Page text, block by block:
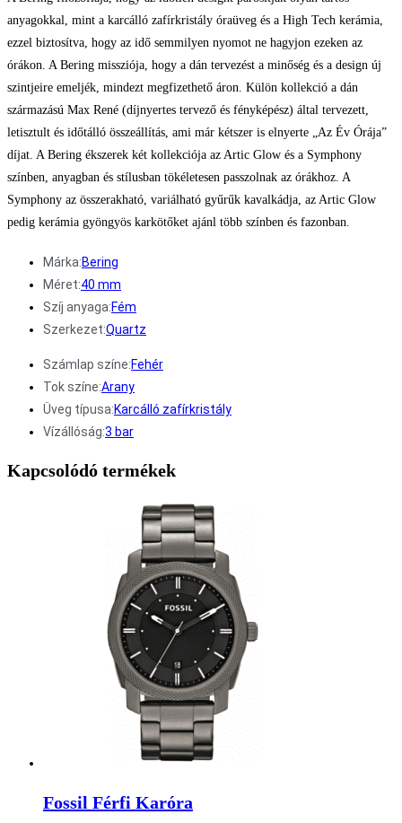
anyagokkal, mint a karcálló zafírkristály óraüveg és a High Tech kerámia,
ezzel biztosítva, hogy az idő semmilyen nyomot ne hagyjon ezeken az
órákon. A Bering missziója, hogy a dán tervezést a minőség és a design új
szintjeire emeljék, mindezt megfizethető áron. Külön kollekció a dán
származású Max René (díjnyertes tervező és fényképész) által tervezett,
letisztult és időtálló összeállítás, ami már kétszer is elnyerte „Az Év Órája”
díjat. A Bering ékszerek két kollekciója az Artic Glow és a Symphony
színben, anyagban és stílusban tökéletesen passzolnak az órákhoz. A
Symphony az összerakható, variálható gyűrűk kavalkádja, az Artic Glow
pedig kerámia gyöngyös karkötőket ajánl több színben és fazonban.
Márka:Bering
Méret:40 mm
Szíj anyaga:Fém
Szerkezet:Quartz
Számlap színe:Fehér
Tok színe:Arany
Üveg típusa:Karcálló zafírkristály
Vízállóság:3 bar
Kapcsolódó termékek
Fossil Férfi Karóra